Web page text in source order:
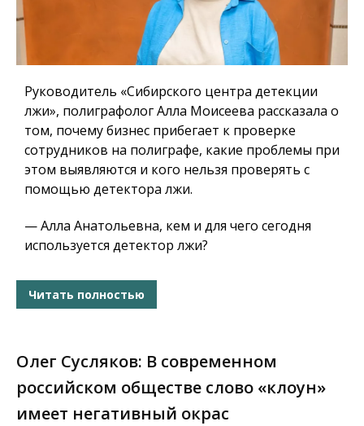
Руководитель «Сибирского центра детекции
лжи», полиграфолог Алла Моисеева рассказала о
том, почему бизнес прибегает к проверке
сотрудников на полиграфе, какие проблемы при
этом выявляются и кого нельзя проверять с
помощью детектора лжи.
— Алла Анатольевна, кем и для чего сегодня
используется детектор лжи?
Читать полностью
Олег Сусляков: В современном
российском обществе слово «клоун»
имеет негативный окрас